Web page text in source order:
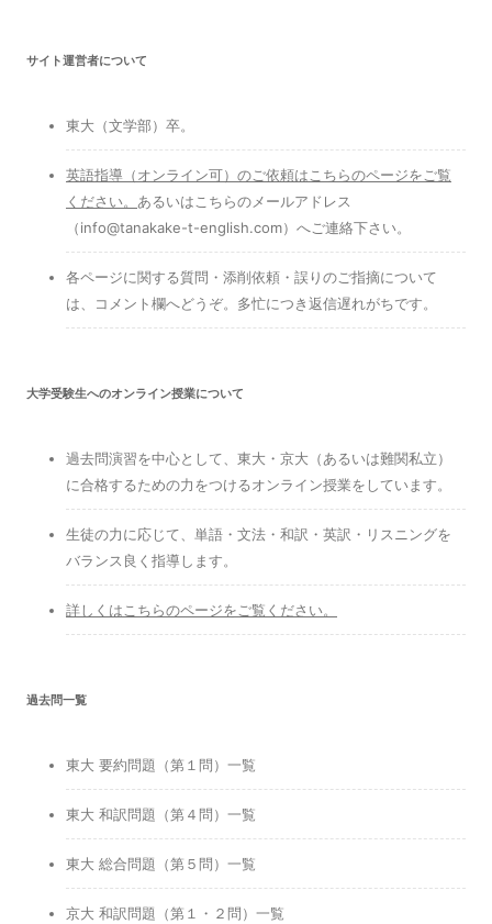
サイト運営者について
東大（文学部）卒。
英語指導（オンライン可）のご依頼はこちらのページをご覧
ください。 あるいはこちらのメールアドレス
（info@tanakake-t-english.com）へご連絡下さい。
各ページに関する質問・添削依頼・誤りのご指摘について
は、コメント欄へどうぞ。多忙につき返信遅れがちです。
大学受験生へのオンライン授業について
過去問演習を中心として、東大・京大（あるいは難関私立）
に合格するための力をつけるオンライン授業をしています。
生徒の力に応じて、単語・文法・和訳・英訳・リスニングを
バランス良く指導します。
詳しくはこちらのページをご覧ください。
過去問一覧
東大 要約問題（第１問）一覧
東大 和訳問題（第４問）一覧
東大 総合問題（第５問）一覧
京大 和訳問題（第１・２問）一覧